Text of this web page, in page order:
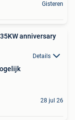
Gisteren
anniversary
Details
28 jul 26